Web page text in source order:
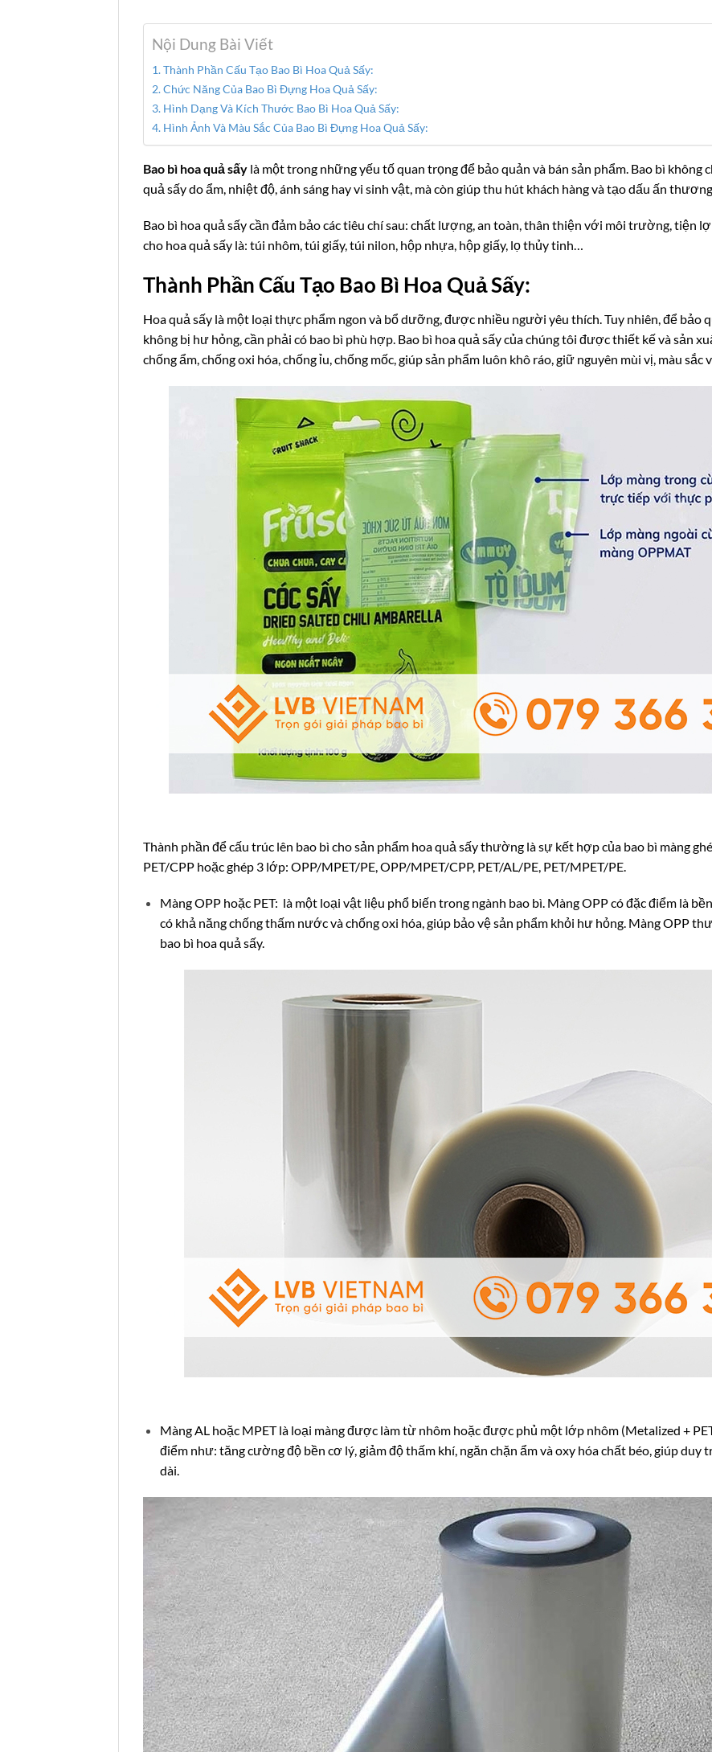
Nội Dung Bài Viết
Thành Phần Cấu Tạo Bao Bì Hoa Quả Sấy:
Chức Năng Của Bao Bì Đựng Hoa Quả Sấy:
Hình Dạng Và Kích Thước Bao Bì Hoa Quả Sấy:
Hình Ảnh Và Màu Sắc Của Bao Bì Đựng Hoa Quả Sấy:
Bao bì hoa quả sấy là một trong những yếu tố quan trọng để bảo quản và bán sản phẩm. Bao bì không
quả sấy do ẩm, nhiệt độ, ánh sáng hay vi sinh vật, mà còn giúp thu hút khách hàng và tạo dấu ấn
Bao bì hoa quả sấy cần đảm bảo các tiêu chí sau: chất lượng, an toàn, thân thiện với môi trường, tiện
cho hoa quả sấy là: túi nhôm, túi giấy, túi nilon, hộp nhựa, hộp giấy, lọ thủy tinh…
Thành Phần Cấu Tạo Bao Bì Hoa Quả Sấy:
Hoa quả sấy là một loại thực phẩm ngon và bổ dưỡng, được nhiều người yêu thích. Tuy nhiên, để bảo
không bị hư hỏng, cần phải có bao bì phù hợp. Bao bì hoa quả sấy của chúng tôi được thiết kế và sản
chống ẩm, chống oxi hóa, chống ỉu, chống mốc, giúp sản phẩm luôn khô ráo, giữ nguyên mùi vị, màu sắc
Thành phần để cấu trúc lên bao bì cho sản phẩm hoa quả sấy thường là sự kết hợp của bao bì màng
PET/CPP hoặc ghép 3 lớp: OPP/MPET/PE, OPP/MPET/CPP, PET/AL/PE, PET/MPET/PE.
Màng OPP hoặc PET: là một loại vật liệu phổ biến trong ngành bao bì. Màng OPP có đặc điểm là
có khả năng chống thấm nước và chống oxi hóa, giúp bảo vệ sản phẩm khỏi hư hỏng. Màng OPP
bao bì hoa quả sấy.
Màng AL hoặc MPET là loại màng được làm từ nhôm hoặc được phủ một lớp nhôm (Metalized +
điểm như: tăng cường độ bền cơ lý, giảm độ thấm khí, ngăn chặn ẩm và oxy hóa chất béo, giúp
dài.